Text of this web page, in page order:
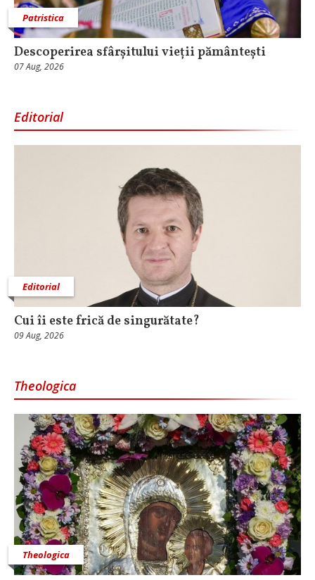
Patristica
Descoperirea sfârșitului vieții pământești
07 Aug, 2026
Editorial
Editorial
Cui îi este frică de singurătate?
09 Aug, 2026
Theologica
Theologica